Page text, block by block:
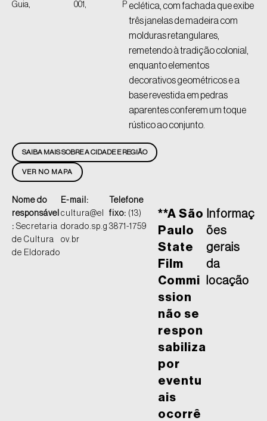
Guia,
001,
P eclética, com fachada que exibe
três janelas de madeira com
molduras retangulares,
remetendo à tradição colonial,
enquanto elementos
decorativos geométricos e a
base revestida em pedras
aparentes conferem um toque
rústico ao conjunto.
VER NO MAPA
SAIBA MAIS SOBRE A CIDADE E REGIÃO
Nome do
responsável
: Secretaria
de Cultura
de Eldorado
E-mail:
cultura@el
dorado.sp.g
ov.br
Telefone
fixo: (13)
3871-1759
**A São
Paulo
State
Film
Commi
ssion
não se
respon
sabiliza
por
eventu
ais
ocorrê
Informaç
ões
gerais
da
locação